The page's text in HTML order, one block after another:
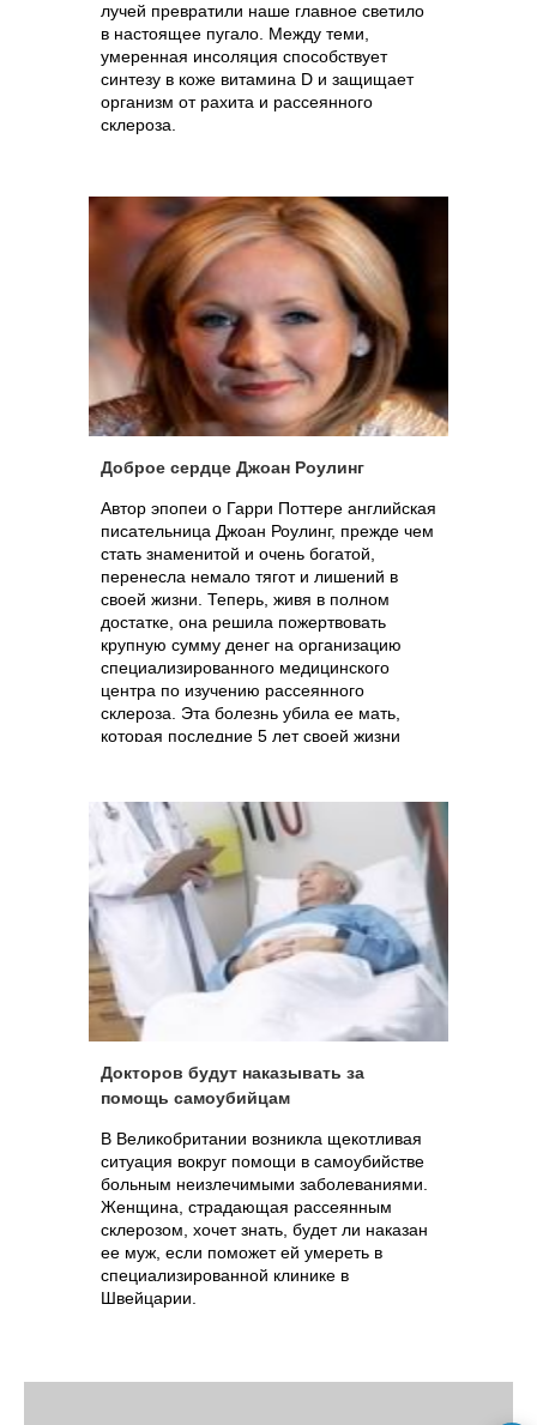
лучей превратили наше главное светило
в настоящее пугало. Между теми,
умеренная инсоляция способствует
синтезу в коже витамина D и защищает
организм от рахита и рассеянного
склероза.
Доброе сердце Джоан Роулинг
Автор эпопеи о Гарри Поттере английская
писательница Джоан Роулинг, прежде чем
стать знаменитой и очень богатой,
перенесла немало тягот и лишений в
своей жизни. Теперь, живя в полном
достатке, она решила пожертвовать
крупную сумму денег на организацию
специализированного медицинского
центра по изучению рассеянного
склероза. Эта болезнь убила ее мать,
которая последние 5 лет своей жизни
Докторов будут наказывать за
помощь самоубийцам
В Великобритании возникла щекотливая
ситуация вокруг помощи в самоубийстве
больным неизлечимыми заболеваниями.
Женщина, страдающая рассеянным
склерозом, хочет знать, будет ли наказан
ее муж, если поможет ей умереть в
специализированной клинике в
Швейцарии.